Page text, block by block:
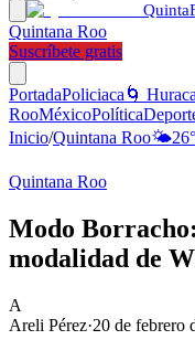
Quinta
Quintana Roo
Suscríbete gratis
PortadaPoliciaca 🌀
RooMéxicoPolítica
Inicio/Quintana Roo🌤️26
Quintana Roo
Modo
modalidad de
A
Areli Pérez·20 de febrero